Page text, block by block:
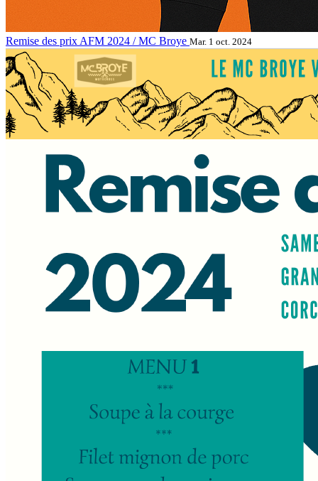
Remise des prix AFM 2024 / MC Broye Mar. 1 oct. 2024